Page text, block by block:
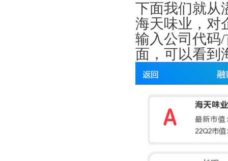
下面我们就从
海天味业，对
输入公司代码
面，可以看到